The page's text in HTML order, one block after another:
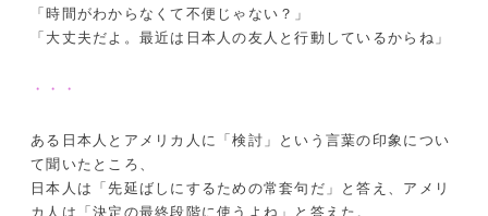
「時間がわからなくて不便じゃない？」
「大丈夫だよ。最近は日本人の友人と行動しているからね」
・・・
ある日本人とアメリカ人に「検討」という言葉の印象につい
て聞いたところ、
日本人は「先延ばしにするための常套句だ」と答え、アメリ
カ人は「決定の最終段階に使うよね」と答えた。